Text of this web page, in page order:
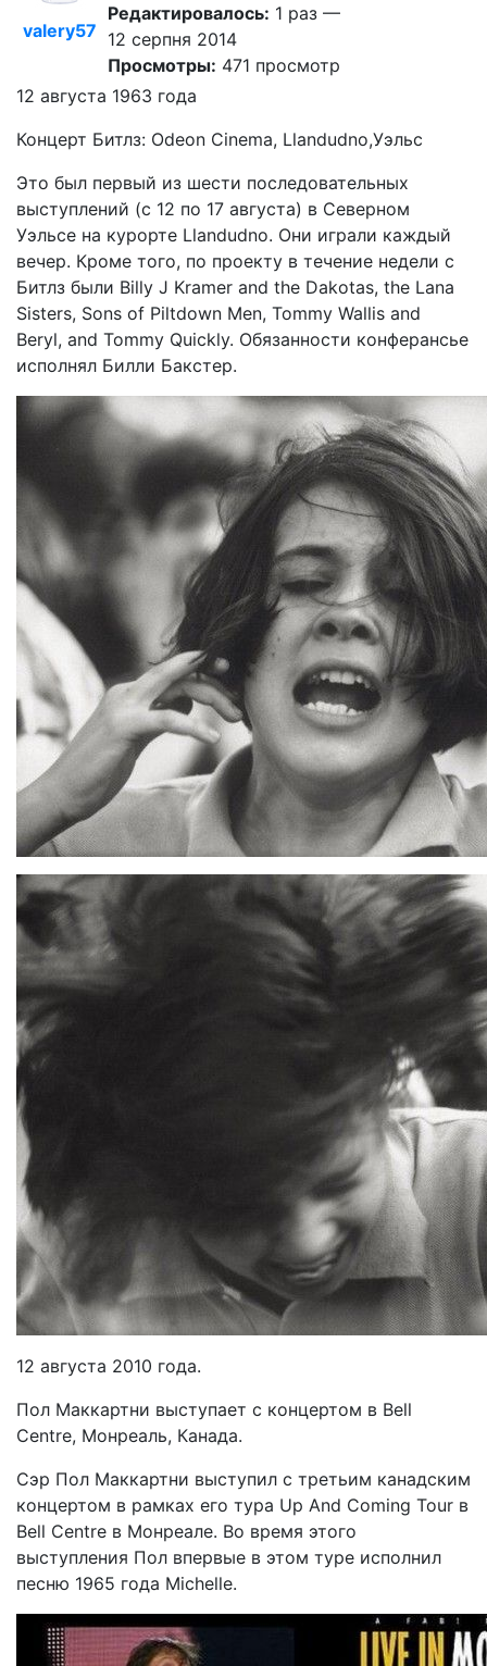
valery57
Редактировалось: 1 раз —
12 серпня 2014
Просмотры: 471 просмотр
12 августа 1963 года
Концерт Битлз: Odeon Cinema, Llandudno,Уэльс
Это был первый из шести последовательных
выступлений (с 12 по 17 августа) в Северном
Уэльсе на курорте Llandudno. Они играли каждый
вечер. Кроме того, по проекту в течение недели с
Битлз были Billy J Kramer and the Dakotas, the Lana
Sisters, Sons of Piltdown Men, Tommy Wallis and
Beryl, and Tommy Quickly. Обязанности конферансье
исполнял Билли Бакстер.
12 августа 2010 года.
Пол Маккартни выступает с концертом в Bell
Centre, Монреаль, Канада.
Сэр Пол Маккартни выступил с третьим канадским
концертом в рамках его тура Up And Coming Tour в
Bell Centre в Монреале. Во время этого
выступления Пол впервые в этом туре исполнил
песню 1965 года Michelle.